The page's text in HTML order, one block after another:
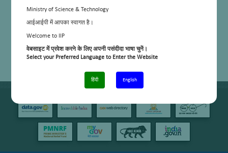
Ministry of Science & Technology
आईआईपी में आपका स्वागत है।
Welcome to IIP
वेबसाइट में प्रवेश करने के लिए अपनी पसंदीदा भाषा चुनें।
Select your Preferred Language to Enter the Website
हिंदी English